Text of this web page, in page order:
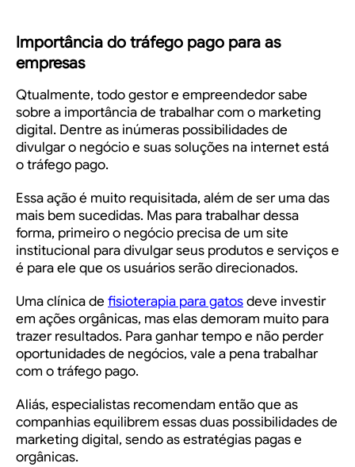
Importância do tráfego pago para as
empresas
Qtualmente, todo gestor e empreendedor sabe
sobre a importância de trabalhar com o marketing
digital. Dentre as inúmeras possibilidades de
divulgar o negócio e suas soluções na internet está
o tráfego pago.
Essa ação é muito requisitada, além de ser uma das
mais bem sucedidas. Mas para trabalhar dessa
forma, primeiro o negócio precisa de um site
institucional para divulgar seus produtos e serviços e
é para ele que os usuários serão direcionados.
Uma clínica de fisioterapia para gatosdeve investir
em ações orgânicas, mas elas demoram muito para
trazer resultados. Para ganhar tempo e não perder
oportunidades de negócios, vale a pena trabalhar
com o tráfego pago.
Aliás, especialistas recomendam então que as
companhias equilibrem essas duas possibilidades de
marketing digital, sendo as estratégias pagas e
orgânicas.